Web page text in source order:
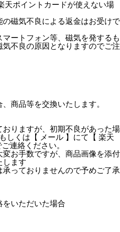
天ポイントカードが使えない場
の磁気不良による返金はお受けで
マートフォン等、磁気を発するも
不良の原因となりますのでご注
商品等を交換いたします。
りますが、初期不良があった場
しくは【 メール 】にて【 楽天
連絡ください。
お手数ですが、商品画像を添付
します
っておりませんので予めご了承
をいただいた場合